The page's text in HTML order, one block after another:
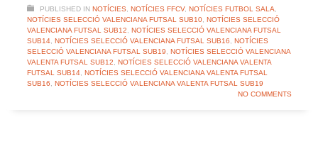
PUBLISHED IN NOTÍCIES, NOTÍCIES FFCV, NOTÍCIES FUTBOL SALA,
NOTÍCIES SELECCIÓ VALENCIANA FUTSAL SUB10, NOTÍCIES SELECCIÓ
VALENCIANA FUTSAL SUB12, NOTÍCIES SELECCIÓ VALENCIANA FUTSAL
SUB14, NOTÍCIES SELECCIÓ VALENCIANA FUTSAL SUB16, NOTÍCIES
SELECCIÓ VALENCIANA FUTSAL SUB19, NOTÍCIES SELECCIÓ VALENCIANA
VALENTA FUTSAL SUB12, NOTÍCIES SELECCIÓ VALENCIANA VALENTA
FUTSAL SUB14, NOTÍCIES SELECCIÓ VALENCIANA VALENTA FUTSAL
SUB16, NOTÍCIES SELECCIÓ VALENCIANA VALENTA FUTSAL SUB19
NO COMMENTS